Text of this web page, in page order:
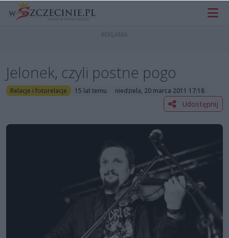
Jelonek, czyli postne pogo
Relacje i fotorelacje 15 lat temu niedziela, 20 marca 2011 17:18
Udostępnij